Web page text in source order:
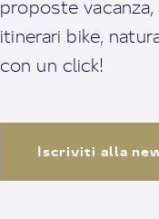
proposte
itinerari bike,
con un click!
Iscriviti alla